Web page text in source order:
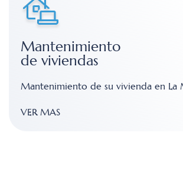
Mantenimiento
de viviendas
Mantenimiento de su vivienda en La
VER MAS